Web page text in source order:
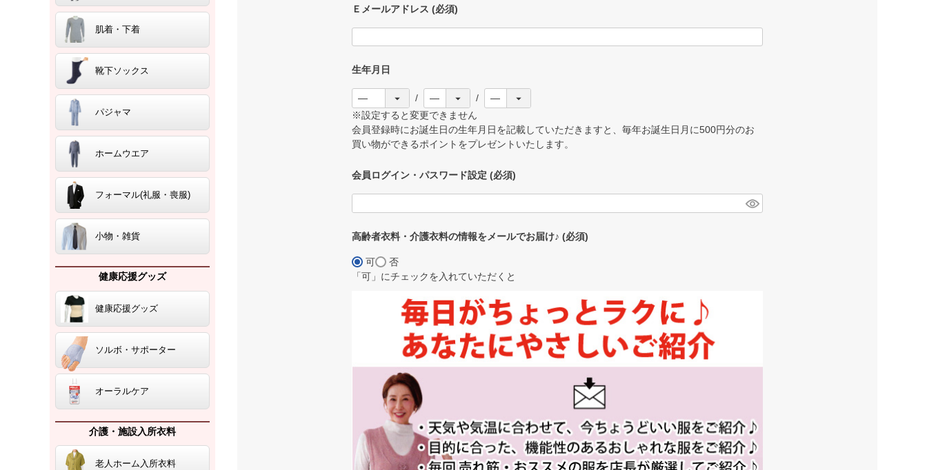
肌着・下着
靴下ソックス
パジャマ
ホームウエア
フォーマル(礼服・喪服)
小物・雑貨
健康応援グッズ
健康応援グッズ
ソルボ・サポーター
オーラルケア
介護・施設入所衣料
老人ホーム入所衣料
Ｅメールアドレス (必須)
生年月日
※設定すると変更できません
会員登録時にお誕生日の生年月日を記載していただきますと、毎年お誕生日月に500円分のお
買い物ができるポイントをプレゼントいたします。
会員ログイン・パスワード設定 (必須)
高齢者衣料・介護衣料の情報をメールでお届け♪ (必須)
可
否
「可」にチェックを入れていただくと